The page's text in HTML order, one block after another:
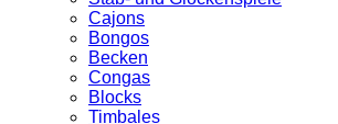
Cajons
Bongos
Becken
Congas
Blocks
Timbales